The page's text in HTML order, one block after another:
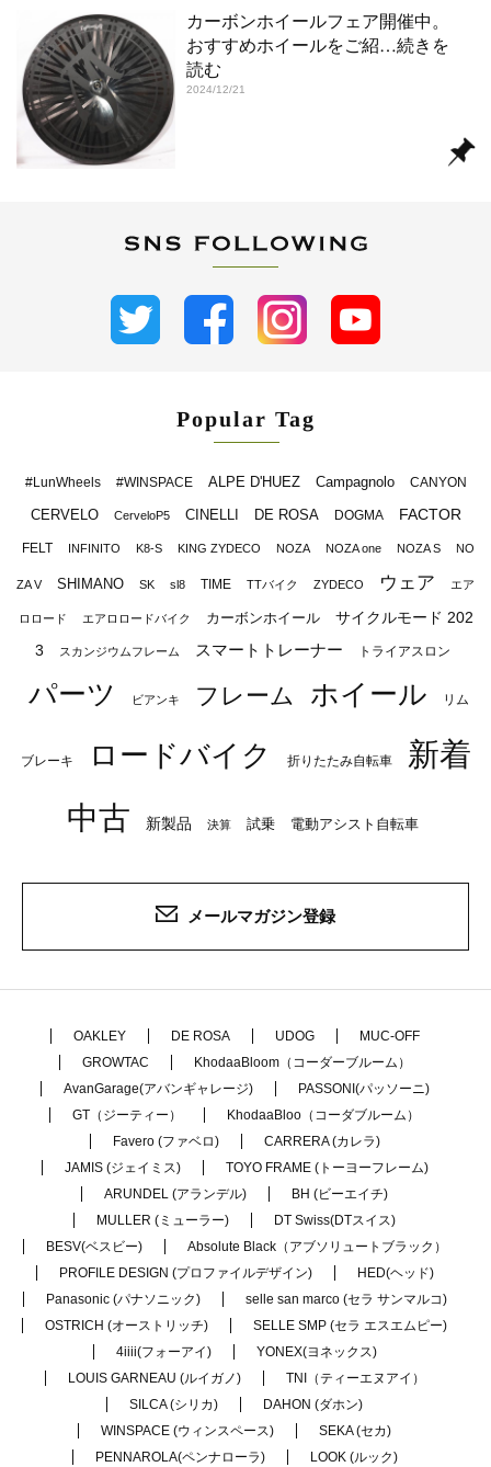
カーボンホイールフェア開催中。
おすすめホイールをご紹…続きを
読む
2024/12/21
Popular Tag
#LunWheels #WINSPACE ALPE D'HUEZ Campagnolo CANYON
CERVELO CerveloP5 CINELLI DE ROSA DOGMA FACTOR
FELT INFINITO K8-S KING ZYDECO NOZA NOZA one NOZA S NO
ZA V SHIMANO SK sl8 TIME TTバイク ZYDECO ウェア エア
ロロード エアロロードバイク カーボンホイール
サイクルモード 202
3
スカンジウムフレーム スマートトレーナー トライアスロン
パーツ ビアンキ フレーム ホイール リム
ブレーキ ロードバイク 折りたたみ自転車
新着
中古
新製品 決算 試乗 電動アシスト自転車
メールマガジン登録
OAKLEY DE ROSA UDOG
MUC-OFF
GROWTAC
KhodaaBloom（コーダーブルーム）
AvanGarage(アバンギャレージ)
PASSONI(パッソーニ)
GT（ジーティー）
KhodaaBloo（コーダブルーム）
Favero (ファベロ)
CARRERA (カレラ)
JAMIS (ジェイミス)
TOYO FRAME (トーヨーフレーム)
ARUNDEL (アランデル)
BH (ビーエイチ)
MULLER (ミューラー)
DT Swiss(DTスイス)
BESV(ベスビー)
Absolute Black（アブソリュートブラック）
PROFILE DESIGN (プロファイルデザイン)
HED(ヘッド)
Panasonic (パナソニック)
selle san marco (セラ サンマルコ)
OSTRICH (オーストリッチ)
SELLE SMP (セラ エスエムピー)
4iiii(フォーアイ)
YONEX(ヨネックス)
LOUIS GARNEAU (ルイガノ)
TNI（ティーエヌアイ）
SILCA (シリカ)
DAHON (ダホン)
WINSPACE (ウィンスペース)
SEKA (セカ)
PENNAROLA(ペンナローラ)
LOOK (ルック)